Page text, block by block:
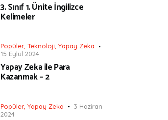
3. Sınıf 1. Ünite İngilizce
Kelimeler
Popüler, Teknoloji, Yapay Zeka
15 Eylül 2024
Yapay Zeka ile Para
Kazanmak – 2
Popüler Yapay Zeka
3 Haziran
2024